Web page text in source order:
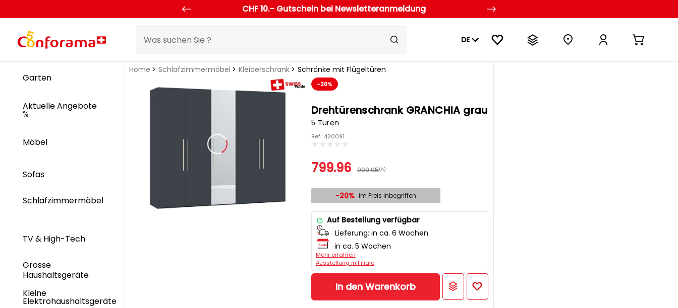
CHF 10.- Gutschein bei Newsletteranmeldung
DE
Garten
Aktuelle Angebote
%
Möbel
Sofas
Schlafzimmermöbel
TV & High-Tech
Grosse
Haushaltsgeräte
Kleine
Elektrohaushaltsgeräte
Home Schlafzimmermöbel Kleiderschrank Schränke mit Flügeltüren
-20%
Drehtürenschrank GRANCHIA grau
5 Türen
Ref.: 420091
799.96 999.95(A)
-20% im Preis inbegriffen
Auf Bestellung verfügbar
Lieferung: in ca. 6 Wochen
in ca. 5 Wochen
Mehr erfahren
Ausstellung in Filiale
In den Warenkorb